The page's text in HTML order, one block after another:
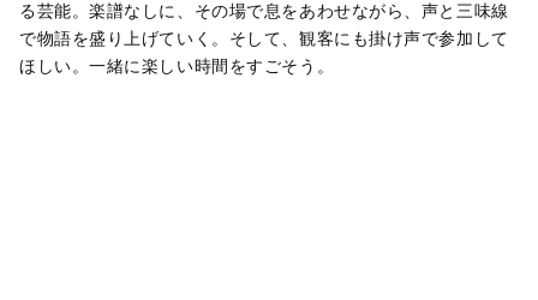
る芸能。楽譜なしに、その場で息をあわせながら、声と三味線
で物語を盛り上げていく。そして、観客にも掛け声で参加して
ほしい。一緒に楽しい時間をすごそう。